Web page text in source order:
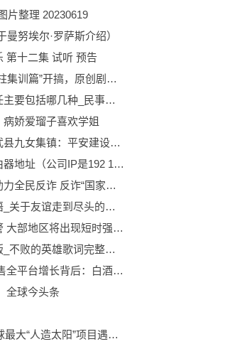
片整理 20230619
曼努埃尔·罗萨斯介绍）
第十二集 试听 预告
百事通！鬼灭第四季“柱集训篇”开搞，原创剧情占大头？孝哥又配富冈了
全球热消息：民事责任主要包括哪几种_民事责任主要包括哪些
娇爱瑠子喜欢学姐
【天天热闻】菏泽成武县九女集镇：平安建设一条街，打造平安九女新高地
世界微头条丨公司路由器地址（公司IP是192 168 2 254 无线路由器的IP是192 168 1 1 怎么设置_360）
环球快消息！以科技助力全民反诈 反诈“国家队”推出七大反诈利器
友谊已走到尽头的短语_关于友谊走到尽头的忧伤的句子
上海发布暴雨黄色预警 大部地区将出现短时强降水
不败的英雄歌曲完整版_不败的英雄歌词完整版 全球实时
快看点丨“618”酒类销售全平台增长背后：白酒价格倒挂，库存“堰塞湖”仍难解 | 钛媒体风向标
全球今头条
耗资已超1500亿，全球最大“人造太阳”项目遇阻_精选